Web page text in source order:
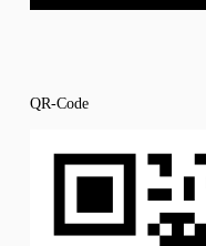
QR-Code